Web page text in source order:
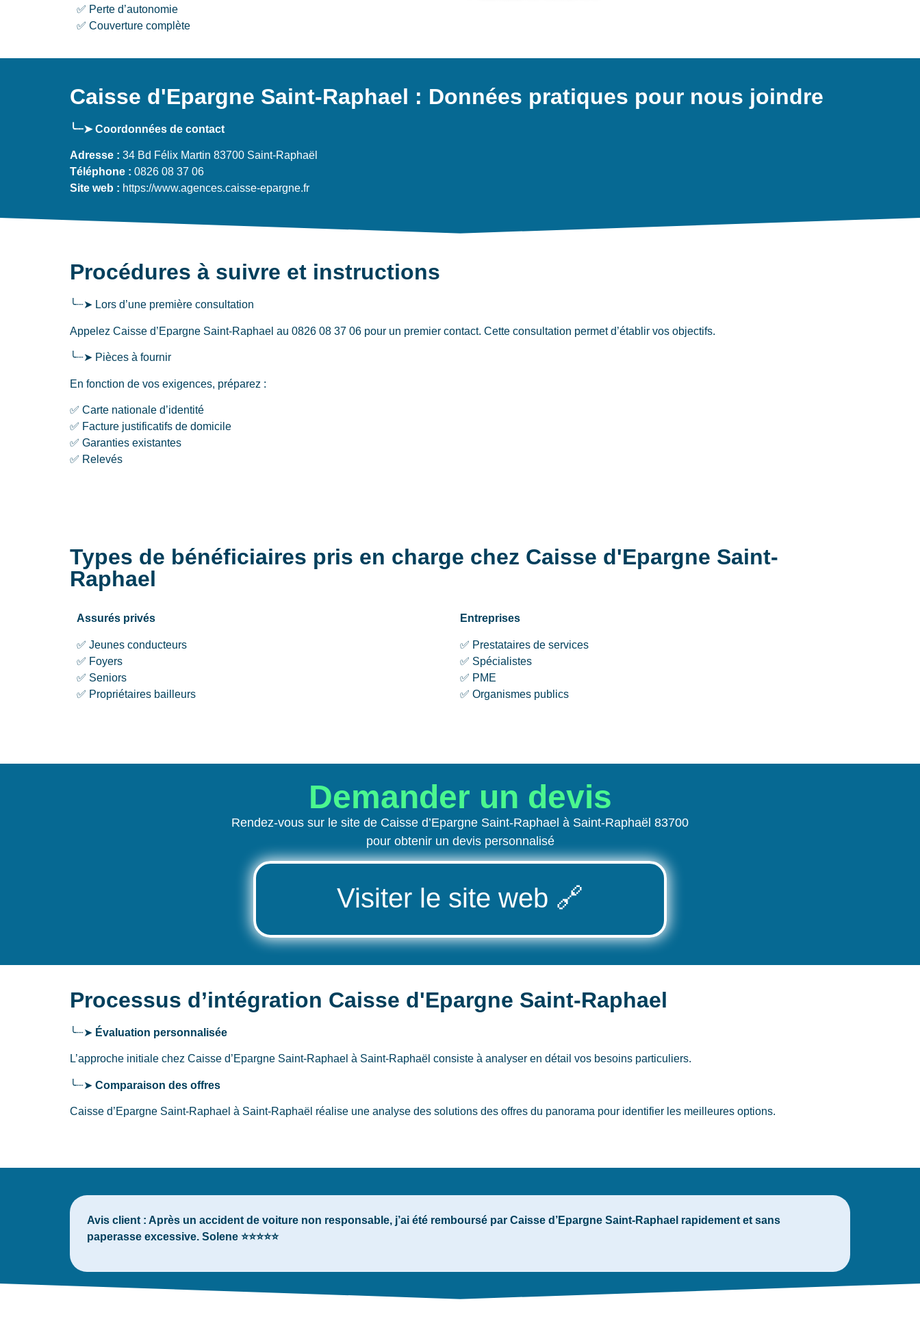
✅ Perte d’autonomie
✅ Couverture complète
Caisse d'Epargne Saint-Raphael : Données pratiques pour nous joindre
╰┈➤ Coordonnées de contact
Adresse : 34 Bd Félix Martin 83700 Saint-Raphaël
Téléphone : 0826 08 37 06
Site web : https://www.agences.caisse-epargne.fr
Procédures à suivre et instructions
╰┈➤ Lors d’une première consultation
Appelez Caisse d’Epargne Saint-Raphael au 0826 08 37 06 pour un premier contact. Cette consultation permet d’établir vos objectifs.
╰┈➤ Pièces à fournir
En fonction de vos exigences, préparez :
✅ Carte nationale d’identité
✅ Facture justificatifs de domicile
✅ Garanties existantes
✅ Relevés
Types de bénéficiaires pris en charge chez Caisse d'Epargne Saint-
Raphael
Assurés privés
✅ Jeunes conducteurs
✅ Foyers
✅ Seniors
✅ Propriétaires bailleurs
Entreprises
✅ Prestataires de services
✅ Spécialistes
✅ PME
✅ Organismes publics
Demander un devis
Rendez-vous sur le site de Caisse d’Epargne Saint-Raphael à Saint-Raphaël 83700
pour obtenir un devis personnalisé
Visiter le site web 🔗
Processus d’intégration Caisse d'Epargne Saint-Raphael
╰┈➤ Évaluation personnalisée
L’approche initiale chez Caisse d’Epargne Saint-Raphael à Saint-Raphaël consiste à analyser en détail vos besoins particuliers.
╰┈➤ Comparaison des offres
Caisse d’Epargne Saint-Raphael à Saint-Raphaël réalise une analyse des solutions des offres du panorama pour identifier les meilleures options.
Avis client : Après un accident de voiture non responsable, j’ai été remboursé par Caisse d’Epargne Saint-Raphael rapidement et sans
paperasse excessive. Solene ⭐⭐⭐⭐⭐